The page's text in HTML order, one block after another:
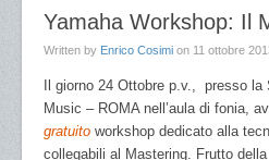
Yamaha Workshop: Il
Written by Enrico Cosimi on 11 ottobre
Il giorno 24 Ottobre p.v., presso
Music – ROMA nell’aula di fonia,
gratuito workshop dedicato alla
collegabili al Mastering. Frutto dell